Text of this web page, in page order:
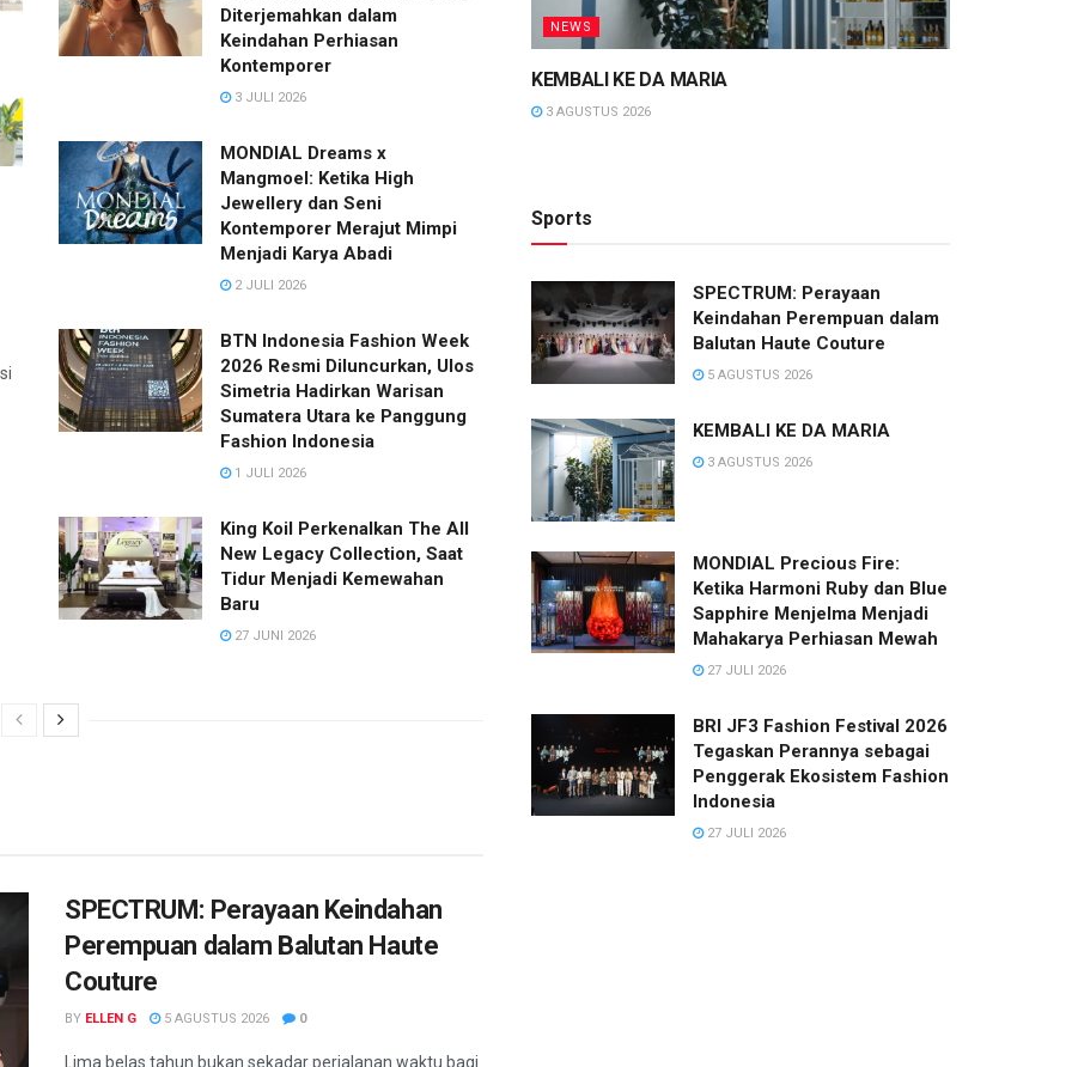
Diterjemahkan dalam
Keindahan Perhiasan
Kontemporer
3 JULI 2026
MONDIAL Dreams x
Mangmoel: Ketika High
Jewellery dan Seni
Kontemporer Merajut Mimpi
Menjadi Karya Abadi
2 JULI 2026
BTN Indonesia Fashion Week
2026 Resmi Diluncurkan, Ulos
Simetria Hadirkan Warisan
Sumatera Utara ke Panggung
Fashion Indonesia
1 JULI 2026
King Koil Perkenalkan The All
New Legacy Collection, Saat
Tidur Menjadi Kemewahan
Baru
27 JUNI 2026
SPECTRUM: Perayaan Keindahan
Perempuan dalam Balutan Haute
Couture
BY ELLEN G 5 AGUSTUS 2026 0
Lima belas tahun bukan sekadar perjalanan waktu bagi
NEWS
KEMBALI KE DA MARIA
3 AGUSTUS 2026
Sports
SPECTRUM: Perayaan
Keindahan Perempuan dalam
Balutan Haute Couture
5 AGUSTUS 2026
KEMBALI KE DA MARIA
3 AGUSTUS 2026
MONDIAL Precious Fire:
Ketika Harmoni Ruby dan Blue
Sapphire Menjelma Menjadi
Mahakarya Perhiasan Mewah
27 JULI 2026
BRI JF3 Fashion Festival 2026
Tegaskan Perannya sebagai
Penggerak Ekosistem Fashion
Indonesia
27 JULI 2026